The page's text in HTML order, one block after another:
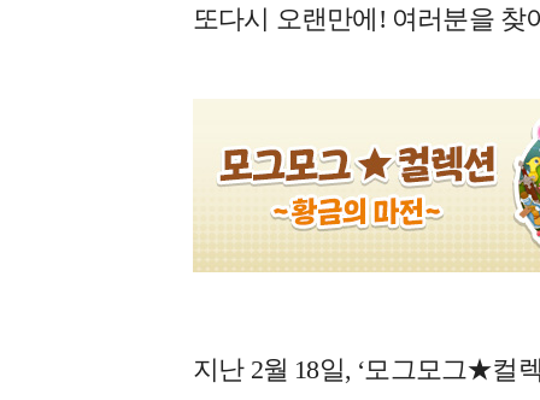
또다시 오랜만에! 여러분을 찾
지난 2월 18일, ‘모그모그★컬